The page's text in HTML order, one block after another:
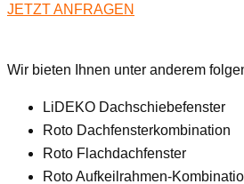
JETZT ANFRAGEN
Wir bieten Ihnen unter anderem
LiDEKO Dachschiebefenster
Roto Dachfensterkombination
Roto Flachdachfenster
Roto Aufkeilrahmen-